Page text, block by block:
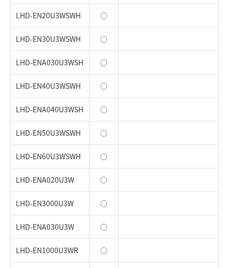
LHD-EN20U3WSWH ○
LHD-EN30U3WSWH ○
LHD-ENA030U3WSH ○
LHD-EN40U3WSWH ○
LHD-ENA040U3WSH ○
LHD-EN50U3WSWH ○
LHD-EN60U3WSWH ○
LHD-ENA020U3W ○
LHD-EN3000U3W ○
LHD-ENA030U3W ○
LHD-EN1000U3WR ○